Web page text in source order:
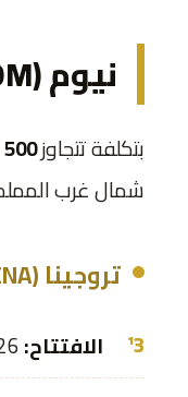
نيوم (NEOM) – مدينة المستقبل
بتكلفة تتجاوز500 مليار دولار
شمال غرب
تروجينا (TROJENA) – منتجع التزلج العربي
الافتتاح: